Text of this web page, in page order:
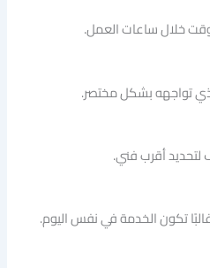
تواجهه بشكل مختصر.
أقرب فني.
تكون الخدمة في نفس اليوم.